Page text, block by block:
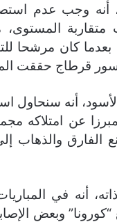
أنه وجب عدم
متقاربة
بعدما كان مرشحا
قرطاج حققت
أنه سنحاول
عن امتلاكه
الفارق والذهاب
أنه في
وبعض